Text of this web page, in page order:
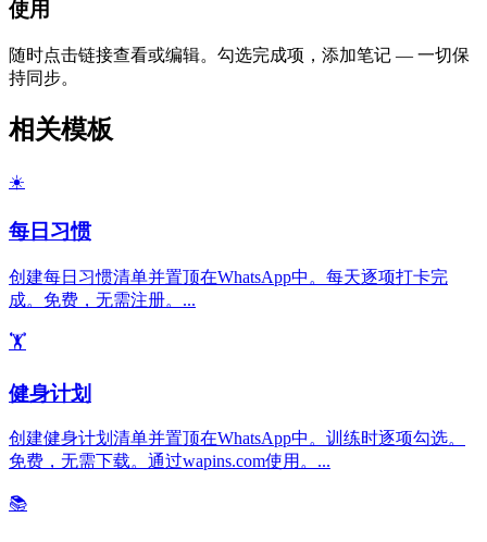
使用
随时点击链接查看或编辑。勾选完成项，添加笔记 — 一切保
持同步。
相关模板
☀️
每日习惯
创建每日习惯清单并置顶在WhatsApp中。每天逐项打卡完
成。免费，无需注册。 ...
🏋️
健身计划
创建健身计划清单并置顶在WhatsApp中。训练时逐项勾选。
免费，无需下载。通过wapins.com使用。 ...
📚